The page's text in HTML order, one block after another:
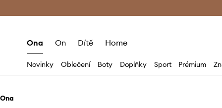
Doručení a
Ona On Dítě Home
Novinky Oblečení Boty Doplňky Sport Prémium
Ona